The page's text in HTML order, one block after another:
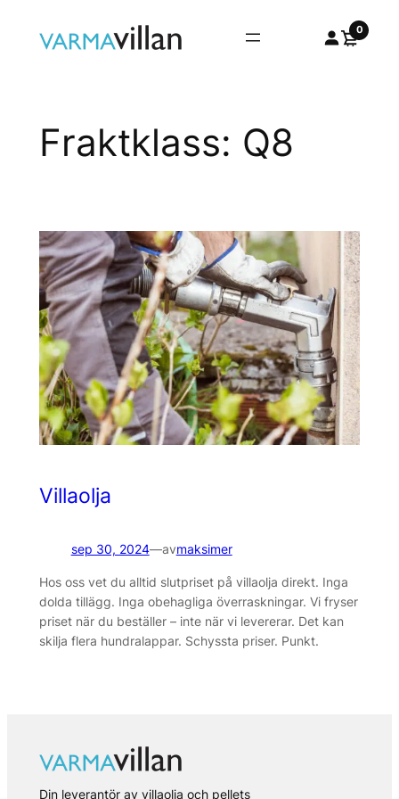
innehåll
0
Fraktklass: Q8
Villaolja
sep 30, 2024—avmaksimer
Hos oss vet du alltid slutpriset på villaolja direkt. Inga
dolda tillägg. Inga obehagliga överraskningar. Vi fryser
priset när du beställer – inte när vi levererar. Det kan
skilja flera hundralappar. Schyssta priser. Punkt.
Din leverantör av villaolja och pellets